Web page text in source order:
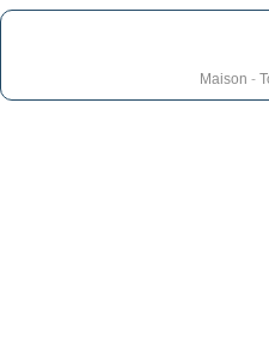
Maison -